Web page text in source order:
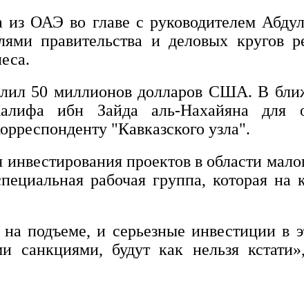
ОАЭ во главе с руководителем
правительства и деловых кругов
50 миллионов долларов США. В
ибн Зайда аль-Нахайяна для
"Кавказского узла".
проектов в области
рабочая группа, которая на
подъеме, и серьезные инвестиции в
будут как нельзя